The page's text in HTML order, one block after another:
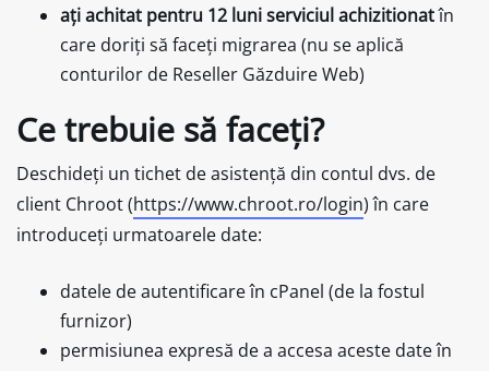
ați achitat pentru 12 luni serviciul achizitionatîn
care doriți să faceți migrarea (nu se aplică
conturilor de Reseller Găzduire Web)
Ce trebuie să faceți?
Deschideți un tichet de asistență din contul dvs. de
client Chroot (https://www.chroot.ro/login) în care
introduceți urmatoarele date:
datele de autentificare în cPanel (de la fostul
furnizor)
permisiunea expresă de a accesa aceste date în